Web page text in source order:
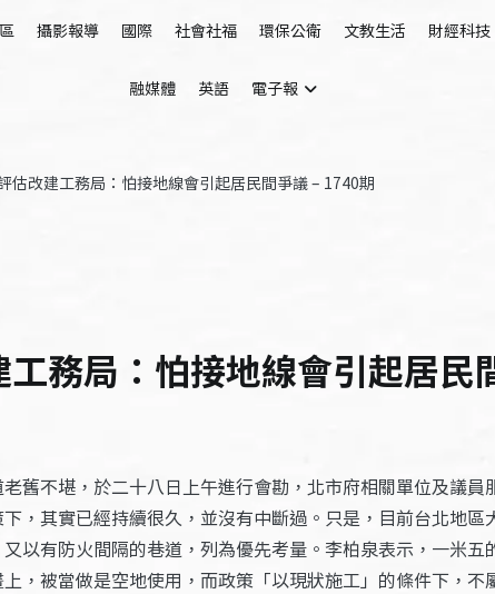
攝影報導 國際 社會社福 環保公衛 文教生活 財經科技
融媒體 英語 電子報
估改建工務局：怕接地線會引起居民間爭議 – 1740期
務局：怕接地線會引起居民
舊不堪，於二十八日上午進行會勘，北市府相關單位及議
，其實已經持續很久，並沒有中斷過。只是，目前台北地
以有防火間隔的巷道，列為優先考量。李柏泉表示，一米
，被當做是空地使用，而政策「以現狀施工」的條件下，